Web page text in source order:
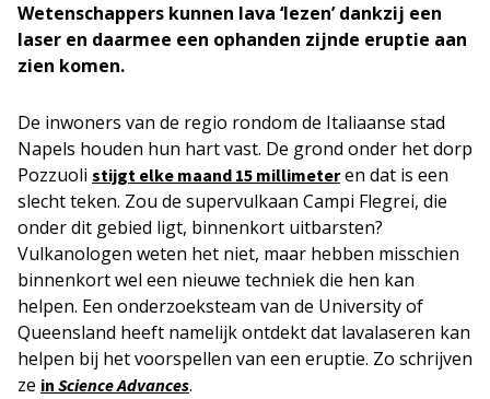
Wetenschappers kunnen lava ‘lezen’ dankzij een
laser en daarmee een ophanden zijnde eruptie aan
zien komen.
De inwoners van de regio rondom de Italiaanse stad
Napels houden hun hart vast. De grond onder het dorp
Pozzuoli stijgt elke maand 15 millimeteren dat is een
slecht teken. Zou de supervulkaan Campi Flegrei, die
onder dit gebied ligt, binnenkort uitbarsten?
Vulkanologen weten het niet, maar hebben misschien
binnenkort wel een nieuwe techniek die hen kan
helpen. Een onderzoeksteam van de University of
Queensland heeft namelijk ontdekt dat lavalaseren kan
helpen bij het voorspellen van een eruptie. Zo schrijven
ze in Science Advances.